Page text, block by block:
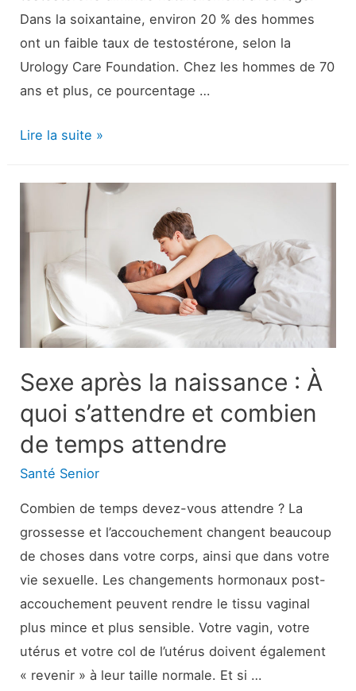
Dans la soixantaine, environ 20 % des hommes
ont un faible taux de testostérone, selon la
Urology Care Foundation. Chez les hommes de 70
ans et plus, ce pourcentage …
Un
taux
testostérone
dangereux
votre
santé
?
Lire la suite »
Sexe après la naissance : À
quoi s’attendre et combien
de temps attendre
Santé Senior
Combien de temps devez-vous attendre ? La
grossesse et l’accouchement changent beaucoup
de choses dans votre corps, ainsi que dans votre
vie sexuelle. Les changements hormonaux post-
accouchement peuvent rendre le tissu vaginal
plus mince et plus sensible. Votre vagin, votre
utérus et votre col de l’utérus doivent également
« revenir » à leur taille normale. Et si …